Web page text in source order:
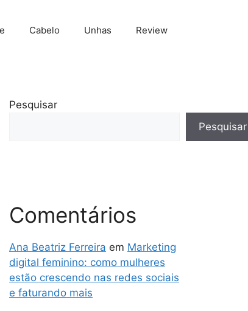
Cabelo Unhas Review
Pesquisar
Pesquisar
Comentários
Ana Beatriz Ferreira em Marketing
digital feminino: como mulheres
estão crescendo nas redes sociais
e faturando mais